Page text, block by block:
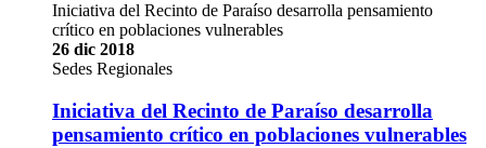
Iniciativa del Recinto de Paraíso desarrolla pensamiento
crítico en poblaciones vulnerables
26 dic 2018
Sedes Regionales
Iniciativa del Recinto de Paraíso desarrolla
pensamiento crítico en poblaciones vulnerables